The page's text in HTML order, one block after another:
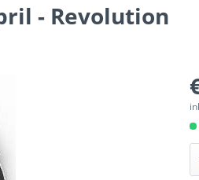
- Revolution